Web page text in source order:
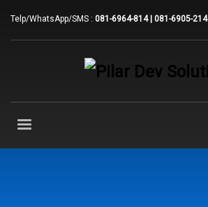
Telp/WhatsApp/SMS : 081-6964-814 | 081-6905-214